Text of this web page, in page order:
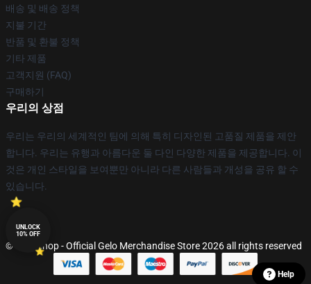
배송 및 배송 정책
지불 기간
반품 및 환불 정책
기타 제품
고객지원 (FAQ)
구매하기
우리의 상점
우리는 우리의 세계적인 팀에 의해 특히 디자인된 고품질 제품을 제안
합니다. 우리는 유행과 아름다운 둘 다인 다양한 제품을 제공합니다. 이
것은 개인 스타일을 보여뿐만 아니라 다른 사람들과 개성을 공유 할 수
있습니다.
© Gelo Shop - Official Gelo Merchandise Store 2026 all rights reserved
Help
UNLOCK
10% OFF